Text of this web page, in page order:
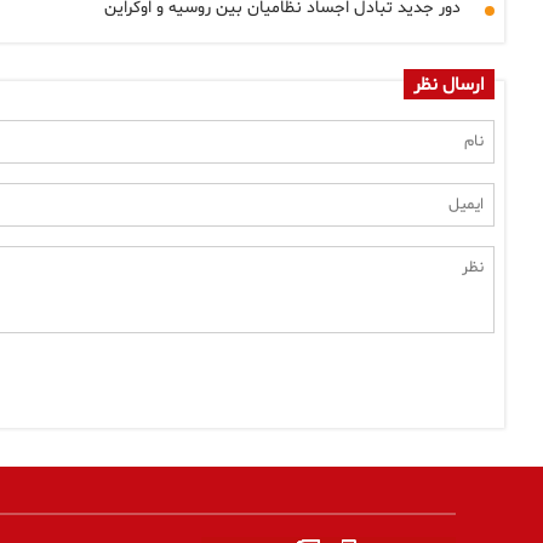
دور جدید تبادل اجساد نظامیان بین روسیه و اوکراین
ارسال نظر